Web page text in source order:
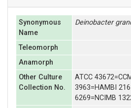
Synonymous
Name
Deinobacter
Teleomorph
Anamorph
Other Culture
Collection No.
ATCC
3963=HAMBI
6269=NCIMB